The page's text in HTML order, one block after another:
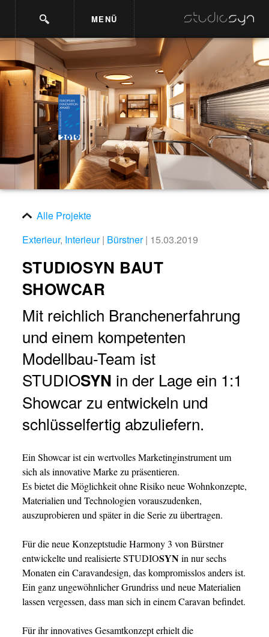
MENÜ
Alle Projekte
Exterieur, Interieur| Bürstner| 15.03.2019
STUDIOSYN BAUT
SHOWCAR
Mit reichlich Branchenerfahrung
und einem kompetenten
Modellbau-Team ist
STUDIOSYN in der Lage ein 1:1
Showcar zu entwickeln und
schlüsselfertig abzuliefern.
Ein Showcar ist ein wertvolles Marketinginstrument um
sich als innovative Marke zu präsentieren.
Es bietet die Möglichkeit ohne Risiko neue Wohnkonzepte,
Materialien und Technologien vorauszudenken,
auszuprobieren und später in die Serie zu übertragen.
Für die neue Konzeptstudie Harmony 3 von Bürstner
entwickelte und realisierte STUDIOSYNin nur sechs
Monaten ein Caravandesign, das kompromisslos anders ist.
Ein ganz ungewöhnlicher Grundriss und neue Materialien
lassen vergessen, dass man sich in einem Caravan befindet.
Für ihr innovatives Gesamtkonzept erhielt die